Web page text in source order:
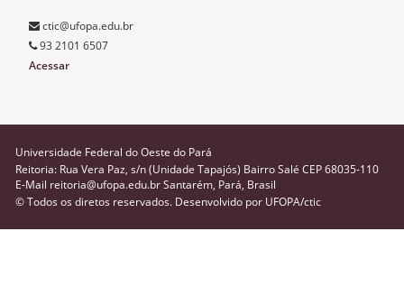
ctic@ufopa.edu.br
93 2101 6507
Acessar
Universidade Federal do Oeste do Pará
Reitoria: Rua Vera Paz, s/n (Unidade Tapajós) Bairro Salé CEP 68035-110
E-Mail reitoria@ufopa.edu.br Santarém, Pará, Brasil
© Todos os diretos reservados. Desenvolvido por UFOPA/ctic